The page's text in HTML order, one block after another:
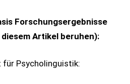
Forschungsergebnisse
Artikel beruhen):
Psycholinguistik: